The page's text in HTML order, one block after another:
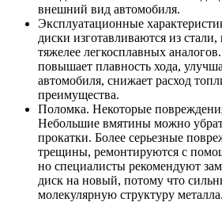
внешний вид автомобиля.
Эксплуатационные
диски изготавливаются из
тяжелее легкосплавных
повышает плавность хода,
автомобиля, снижает расход
преимущества.
Поломка. Некоторые
Небольшие вмятины можно
прокатки. Более серьезные
трещины, ремонтируются с
но специалисты рекомендуют
диск на новый, потому что
молекулярную структуру металла.